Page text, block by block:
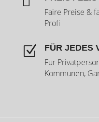
Faire Preise &
Profi
Z FÜR JEDES
Für
Kommunen,